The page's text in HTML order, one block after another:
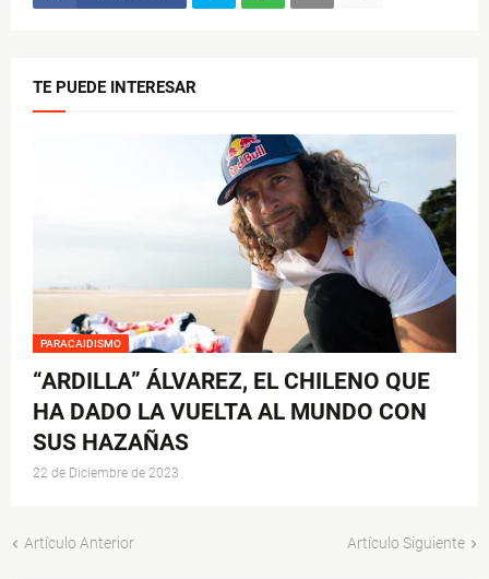
TE PUEDE INTERESAR
PARACAIDISMO
“ARDILLA” ÁLVAREZ, EL CHILENO QUE
HA DADO LA VUELTA AL MUNDO CON
SUS HAZAÑAS
22 de Diciembre de 2023
Artículo Anterior Artículo Siguiente